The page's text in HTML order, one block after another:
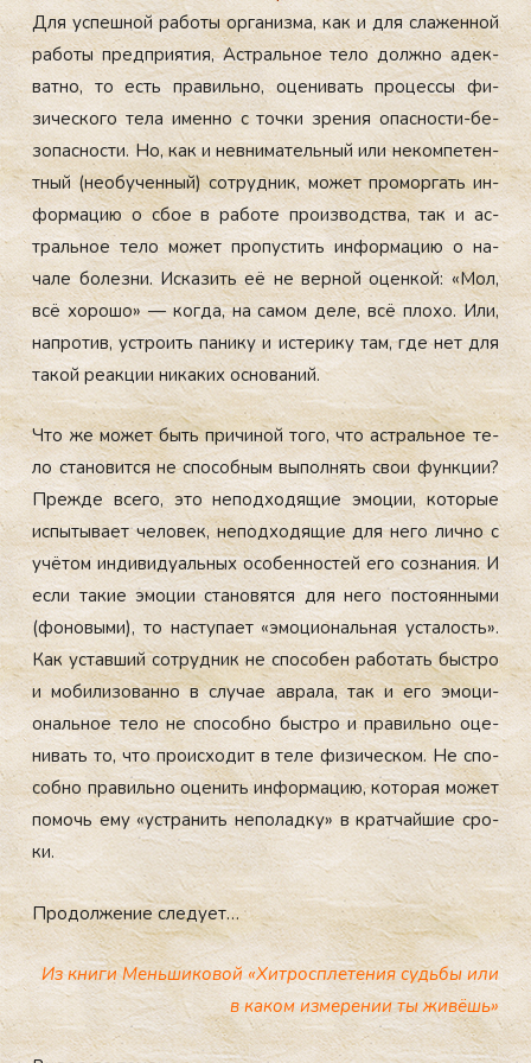
Для ус­пешной ра­боты ор­га­низ­ма, как и для сла­жен­ной
ра­боты пред­при­ятия, Ас­траль­ное те­ло дол­жно адек­
ватно, то есть пра­виль­но, оце­нивать про­цес­сы фи­
зичес­ко­го те­ла имен­но с точ­ки зре­ния опас­ности-бе­
зопас­ности. Но, как и нев­ни­матель­ный или не­ком­пе­тен­
тный (не­обу­чен­ный) сот­рудник, мо­жет про­мор­гать ин­
форма­цию о сбое в ра­боте про­из­водс­тва, так и ас­
траль­ное те­ло мо­жет про­пус­тить ин­форма­цию о на­
чале бо­лез­ни. Ис­ка­зить её не вер­ной оцен­кой: «Мол,
всё хо­рошо» — ког­да, на са­мом де­ле, всё пло­хо. Или,
нап­ро­тив, ус­тро­ить па­нику и ис­те­рику там, где нет для
та­кой ре­ак­ции ни­каких ос­но­ваний.
Что же мо­жет быть при­чиной то­го, что ас­траль­ное те­
ло ста­новит­ся не спо­соб­ным вы­пол­нять свои фун­кции?
Преж­де все­го, это не­под­хо­дящие эмо­ции, ко­торые
ис­пы­тыва­ет че­ловек, не­под­хо­дящие для не­го лич­но с
учё­том ин­ди­виду­аль­ных осо­бен­ностей его соз­на­ния. И
ес­ли та­кие эмо­ции ста­новят­ся для не­го пос­то­ян­ны­ми
(фо­новы­ми), то нас­ту­па­ет «эмо­ци­ональ­ная ус­та­лость».
Как ус­тавший сот­рудник не спо­собен ра­ботать быс­тро
и мо­били­зован­но в слу­чае ав­ра­ла, так и его эмо­ци­
ональ­ное те­ло не спо­соб­но быс­тро и пра­виль­но оце­
нивать то, что про­ис­хо­дит в те­ле фи­зичес­ком. Не спо­
соб­но пра­виль­но оце­нить ин­форма­цию, ко­торая мо­жет
по­мочь ему «ус­тра­нить не­полад­ку» в крат­чай­шие сро­
ки.
Про­дол­же­ние сле­ду­ет…
Из книги Меньшиковой «Хитросплетения судьбы или
в каком измерении ты живёшь»